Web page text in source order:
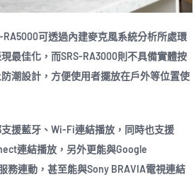
可透過內建麥克風系統分析所處環
最佳化，而SRS-RA3000則不具備實體按
潮設計，方便使用者擺放在戶外等位置使
援藍牙、Wi-Fi連結播放，同時也支援
連結播放，另外更能與Google
務連動，甚至能與Sony BRAVIA電視連結